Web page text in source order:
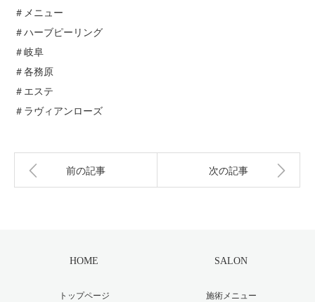
＃メニュー
＃ハーブピーリング
＃岐阜
＃各務原
＃エステ
＃ラヴィアンローズ
前の記事 次の記事
HOME
トップページ
SALON
施術メニュー